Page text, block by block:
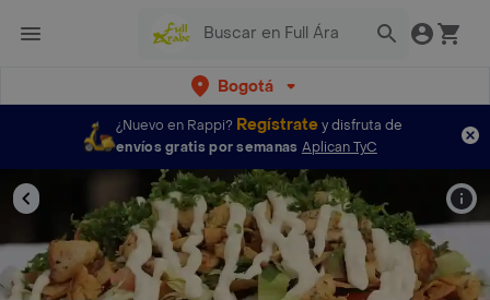
Bogotá
¿Nuevo en Rappi? Regístratey disfruta de
envíos gratis por semanas Aplican TyC